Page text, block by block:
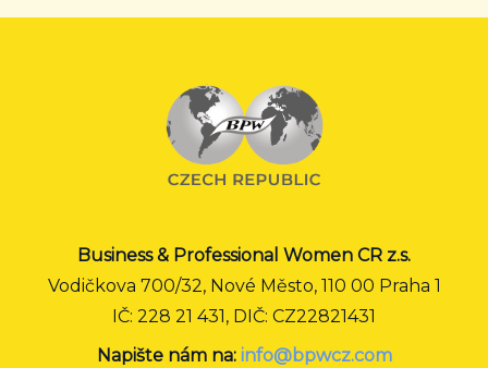
Business & Professional Women CR z.s.
Vodičkova 700/32, Nové Město, 110 00 Praha 1
IČ: 228 21 431, DIČ: CZ22821431
Napište nám na: info@bpwcz.com